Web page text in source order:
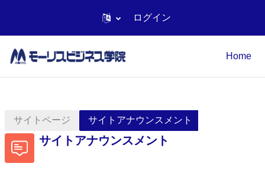
ログイン
Home
サイトページ サイトアナウンスメント
サイトアナウンスメント